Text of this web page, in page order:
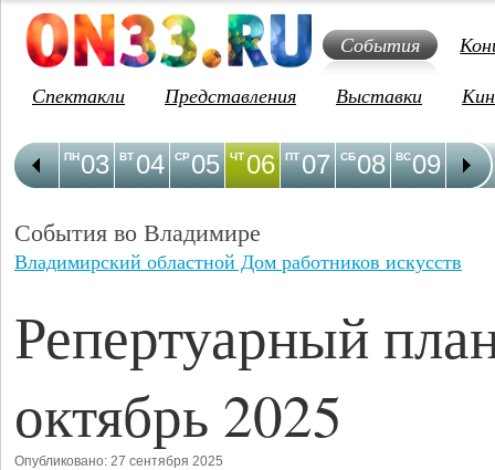
События
Спектакли
Представления Выставки
03
ПН 04
ВТ 05
СР 06
ЧТ 07
ПТ 08
СБ 09
ВС 10
ПН
События во Владимире
Владимирский областной Дом работников искусств
Репертуарный
октябрь 2025
Опубликовано: 27 сентября 2025